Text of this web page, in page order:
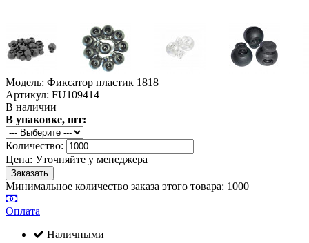
Модель: Фиксатор пластик 1818
Артикул: FU109414
В наличии
В упаковке, шт:
Количество:
Цена: Уточняйте у менеджера
Минимальное количество заказа этого товара: 1000
Оплата
Наличными